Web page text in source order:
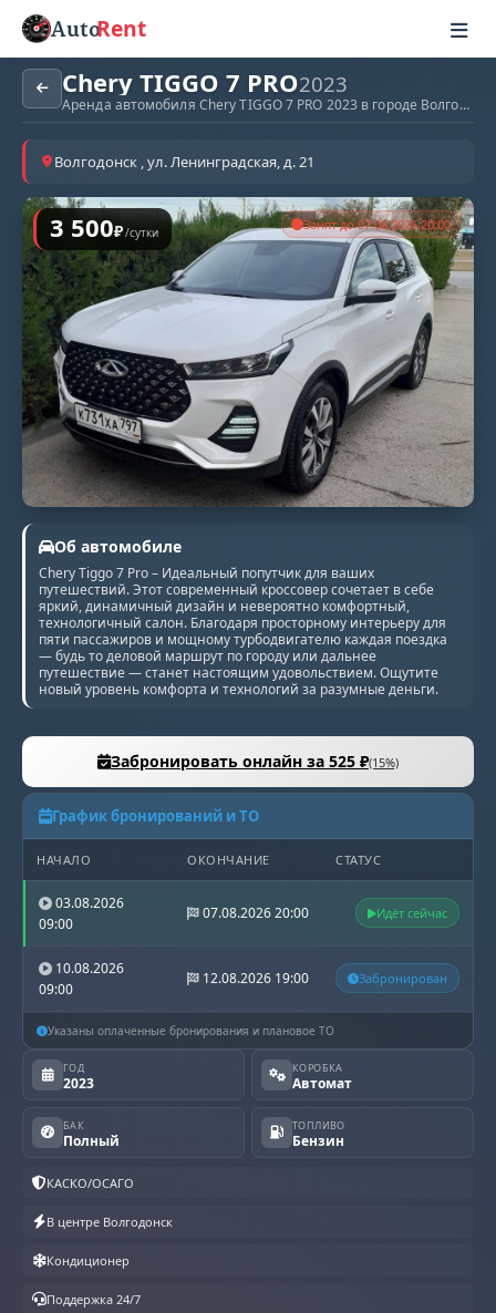
AutoRent
Chery TIGGO 7 PRO2023
Аренда автомобиля Chery TIGGO 7 PRO 2023 в городе Волгодонск
Волгодонск , ул. Ленинградская, д. 21
3 500₽/сутки Занят до 07.08.2026 20:00
Об автомобиле
Chery Tiggo 7 Pro – Идеальный попутчик для ваших
путешествий. Этот современный кроссовер сочетает в себе
яркий, динамичный дизайн и невероятно комфортный,
технологичный салон. Благодаря просторному интерьеру для
пяти пассажиров и мощному турбодвигателю каждая поездка
— будь то деловой маршрут по городу или дальнее
путешествие — станет настоящим удовольствием. Ощутите
новый уровень комфорта и технологий за разумные деньги.
Забронировать онлайн за 525 ₽(15%)
График бронирований и ТО
НАЧАЛО ОКОНЧАНИЕ СТАТУС
03.08.2026
09:00
07.08.2026 20:00 Идёт сейчас
10.08.2026
09:00
12.08.2026 19:00 Забронирован
Указаны оплаченные бронирования и плановое ТО
ГОД
2023
КОРОБКА
Автомат
БАК
Полный
ТОПЛИВО
Бензин
КАСКО/ОСАГО
В центре Волгодонск
Кондиционер
Поддержка 24/7